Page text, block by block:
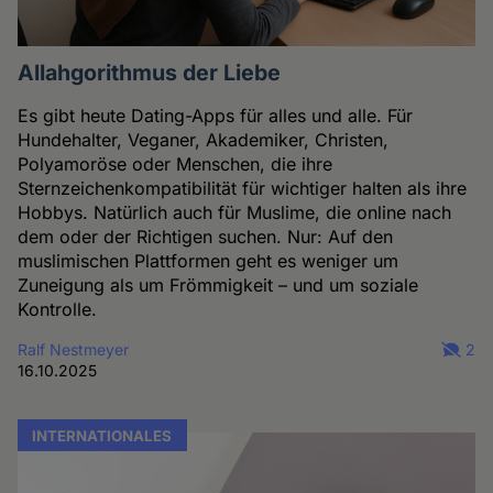
Allahgorithmus der Liebe
Es gibt heute Dating-Apps für alles und alle. Für
Hundehalter, Veganer, Akademiker, Christen,
Polyamoröse oder Menschen, die ihre
Sternzeichenkompatibilität für wichtiger halten als ihre
Hobbys. Natürlich auch für Muslime, die online nach
dem oder der Richtigen suchen. Nur: Auf den
muslimischen Plattformen geht es weniger um
Zuneigung als um Frömmigkeit – und um soziale
Kontrolle.
Ralf Nestmeyer
16.10.2025
2
INTERNATIONALES